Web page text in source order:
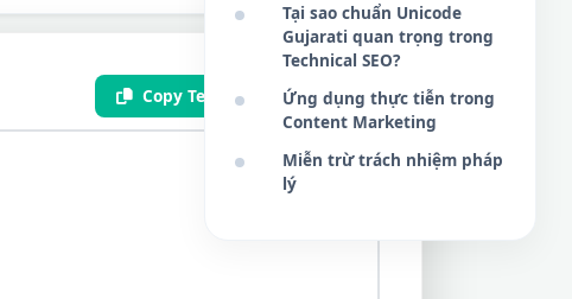
Copy Text Save .txt
Tại sao chuẩn Unicode
Gujarati quan trọng trong
Technical SEO?
Ứng dụng thực tiễn trong
Content Marketing
Miễn trừ trách nhiệm pháp
lý